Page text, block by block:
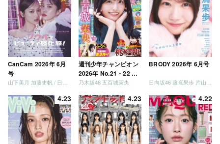
CanCam 2026年 6月
号
週刊少年チャンピオン
2026年 No.21・22 合
併号
乃木坂46 五百城茉央
BRODY 2026年 6月号
4.23 4.23 4.22